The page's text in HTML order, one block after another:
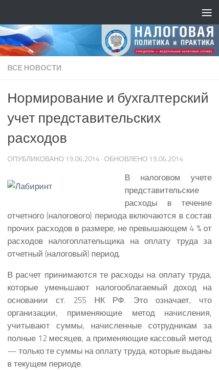
ВСЕ НОВОСТИ
Нормирование и бухгалтерский
учет представительских
расходов
ОПУБЛИКОВАНО 19.06.2014 · ОБНОВЛЕНО 19.06.2014
В налоговом учете
представительские
расходы в течение
отчетного (налогового) периода включаются в состав
прочих расходов в размере, не превышающем 4 % от
расходов налогоплательщика на оплату труда за
отчетный (налоговый) период.
В расчет принимаются те расходы на оплату труда,
которые уменьшают налогооблагаемый доход на
основании ст. 255 НК РФ. Это означает, что
организации, применяющие метод начисления,
учитывают суммы, начисленные сотрудникам за
полные 12 месяцев, а применяющие кассовый метод
— только те суммы на оплату труда, которые выданы
в текущем периоде.